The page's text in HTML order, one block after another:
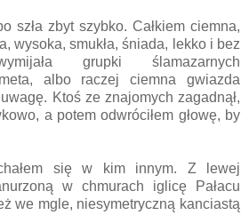
szła zbyt szybko. Całkiem ciemna,
wysoka, smukła, śniada, lekko i bez
grupki ślamazarnych
albo raczej ciemna gwiazda
uwagę. Ktoś ze znajomych zagadnął,
a potem odwróciłem głowę, by
się w kim innym. Z lewej
w chmurach iglicę Pałacu
we mgle, niesymetryczną kanciastą